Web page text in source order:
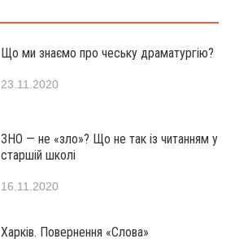
Що ми знаємо про чеську драматургію?
23.11.2020
ЗНО — не «зло»? Що не так із читанням у
старшій школі
16.11.2020
Харків. Повернення «Слова»